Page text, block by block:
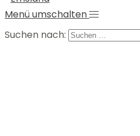
Menü umschalten
Suchen nach: